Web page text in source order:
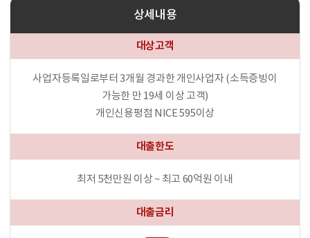
상세내용
대상고객
사업자등록일로부터 3개월 경과한 개인사업자 (소득증빙이
가능한 만 19세 이상 고객)
개인신용평점 NICE 595이상
대출한도
최저 5천만원 이상 ~ 최고 60억원 이내
대출금리